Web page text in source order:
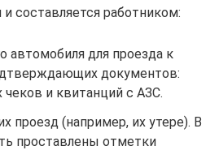
составляется работником:
автомобиля для проезда к
документов:
чеков и квитанций с АЗС.
(например, их утере). В
проставлены отметки